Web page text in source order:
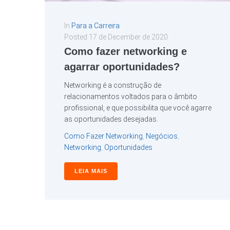
In Para a Carreira
Posted 17 de December de 2020
Como fazer networking e
agarrar oportunidades?
Networking é a construção de
relacionamentos voltados para o âmbito
profissional, e que possibilita que você agarre
as oportunidades desejadas.
Como Fazer Networking Negócios
Networking Oportunidades
LEIA MAIS